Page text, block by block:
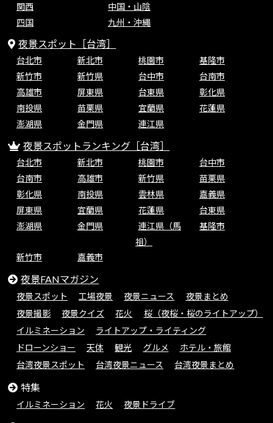
関西
中国・山陰
四国
九州・沖縄
夜景スポット［台湾］
台北市 新北市 桃園市
基隆市
新竹市
新竹県 台中市
台南市
高雄市
屏東県 台東県
彰化県
南投県
苗栗県 宜蘭県
花蓮県
澎湖県
金門県 連江県
夜景スポットランキング［台湾］
台北市 新北市 桃園市
台中市
台南市
高雄市 新竹県
苗栗県
彰化県
南投県 雲林県
嘉義県
屏東県
宜蘭県 花蓮県
台東県
澎湖県
金門県
連江県（馬
祖）
基隆市
新竹市 嘉義市
夜景FANマガジン
夜景スポット 工場夜景 夜景ニュース
夜景まとめ
夜景撮影
夜景クイズ 花火
桜（夜桜・桜のライトアップ）
イルミネーション
ライトアップ・ライティング
ドローンショー
天体 観光 グルメ
ホテル・旅館
台湾夜景スポット
台湾夜景ニュース 台湾夜景まとめ
特集
イルミネーション 花火 夜景ドライブ